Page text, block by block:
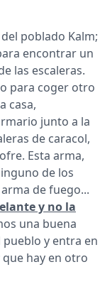
poblado Kalm;
encontrar un
las escaleras.
para coger otro
casa,
junto a la
de caracol,
Esta arma,
de los
de fuego...
y no la
una buena
y entra en
que hay en otro